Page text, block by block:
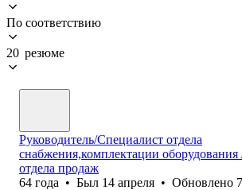
По соответствию
20 резюме
Руководитель/Специалист отдела
снабжения,комплектации
отдела продаж
64 года • Был 14 апреля • Обновлено